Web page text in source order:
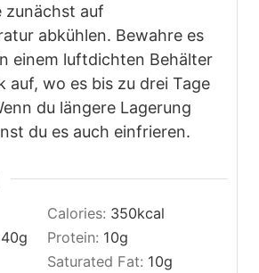
zunächst auf
abkühlen. Bewahre es
einem luftdichten Behälter
auf, wo es bis zu drei Tage
du längere Lagerung
du es auch einfrieren.
Calories: 350kcal
40g Protein: 10g
Saturated Fat: 10g